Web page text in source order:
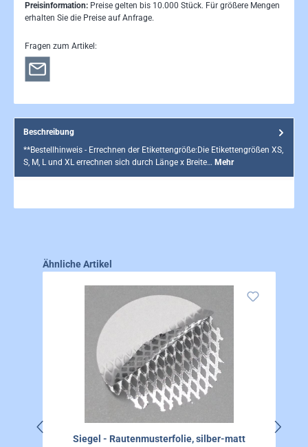
Preisinformation: Preise gelten bis 10.000 Stück. Für größere Mengen
erhalten Sie die Preise auf Anfrage.
Fragen zum Artikel:
Beschreibung
**Bestellhinweis - Errechnen der Etikettengröße:Die Etikettengrößen XS,
S, M, L und XL errechnen sich durch Länge x Breite… Mehr
Produktgalerie überspringen
Ähnliche Artikel
Siegel - Rautenmusterfolie, silber-matt